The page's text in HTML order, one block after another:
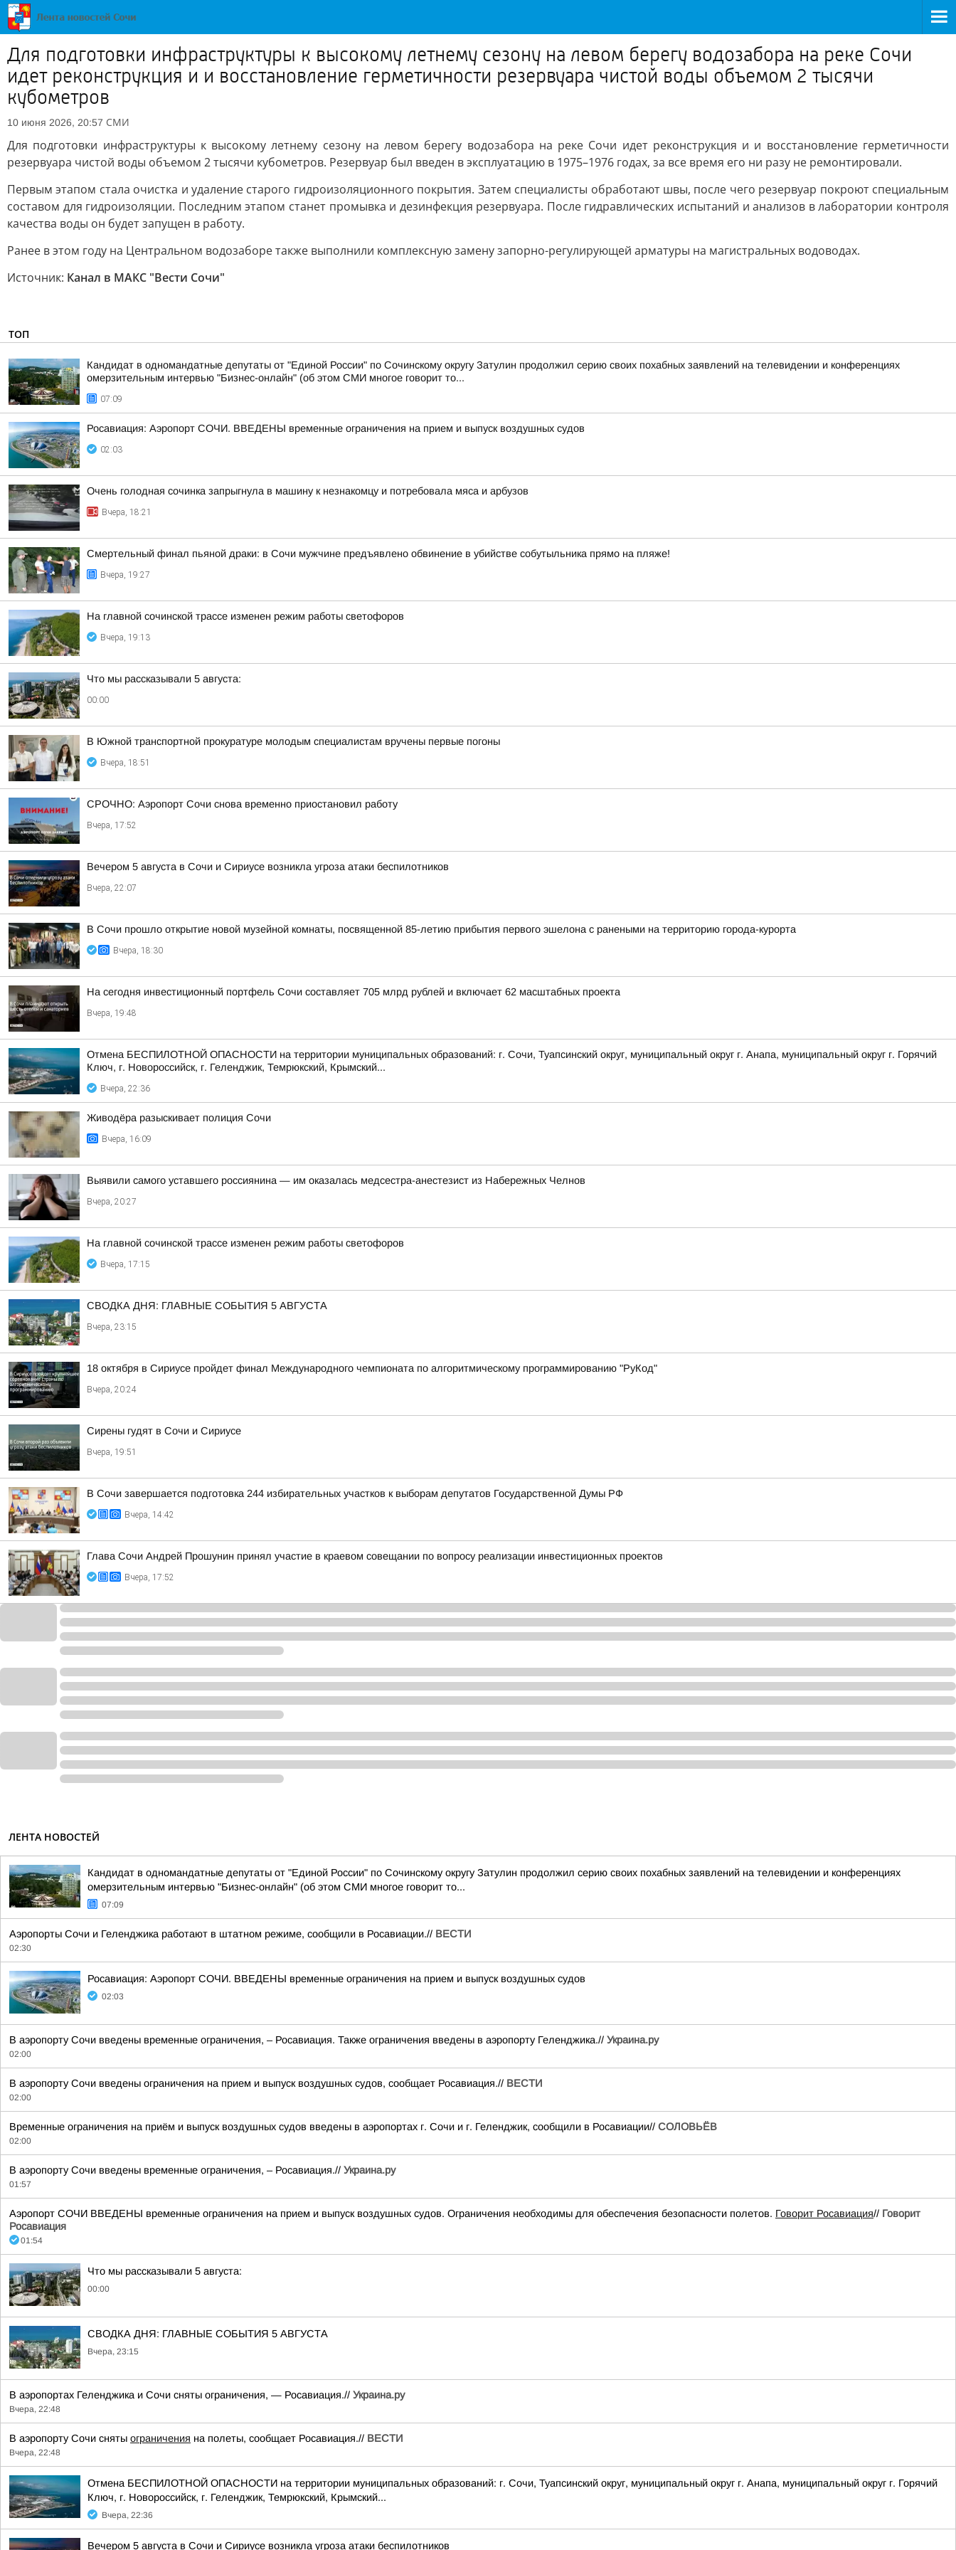
Для подготовки инфраструктуры к высокому летнему сезону на левом берегу водозабора на реке Сочи
идет реконструкция и и восстановление герметичности резервуара чистой воды объемом 2 тысячи
кубометров
10 июня 2026, 20:57 СМИ
Для подготовки инфраструктуры к высокому летнему сезону на левом берегу водозабора на реке Сочи идет реконструкция и и восстановление герметичности
резервуара чистой воды объемом 2 тысячи кубометров. Резервуар был введен в эксплуатацию в 1975–1976 годах, за все время его ни разу не ремонтировали.
Первым этапом стала очистка и удаление старого гидроизоляционного покрытия. Затем специалисты обработают швы, после чего резервуар покроют специальным
составом для гидроизоляции. Последним этапом станет промывка и дезинфекция резервуара. После гидравлических испытаний и анализов в лаборатории контроля
качества воды он будет запущен в работу.
Ранее в этом году на Центральном водозаборе также выполнили комплексную замену запорно-регулирующей арматуры на магистральных водоводах.
Источник: Канал в МАКС "Вести Сочи"
ТОП
Кандидат в одномандатные депутаты от "Единой России" по Сочинскому округу Затулин продолжил серию своих похабных заявлений на телевидении и конференциях
омерзительным интервью "Бизнес-онлайн" (об этом СМИ многое говорит то...
07:09
Росавиация: Аэропорт СОЧИ. ВВЕДЕНЫ временные ограничения на прием и выпуск воздушных судов
02:03
Очень голодная сочинка запрыгнула в машину к незнакомцу и потребовала мяса и арбузов
Вчера, 18:21
Смертельный финал пьяной драки: в Сочи мужчине предъявлено обвинение в убийстве собутыльника прямо на пляже!
Вчера, 19:27
На главной сочинской трассе изменен режим работы светофоров
Вчера, 19:13
Что мы рассказывали 5 августа:
00:00
В Южной транспортной прокуратуре молодым специалистам вручены первые погоны
Вчера, 18:51
СРОЧНО: Аэропорт Сочи снова временно приостановил работу
Вчера, 17:52
Вечером 5 августа в Сочи и Сириусе возникла угроза атаки беспилотников
Вчера, 22:07
В Сочи прошло открытие новой музейной комнаты, посвященной 85-летию прибытия первого эшелона с ранеными на территорию города-курорта
Вчера, 18:30
На сегодня инвестиционный портфель Сочи составляет 705 млрд рублей и включает 62 масштабных проекта
Вчера, 19:48
Отмена БЕСПИЛОТНОЙ ОПАСНОСТИ на территории муниципальных образований: г. Сочи, Туапсинский округ, муниципальный округ г. Анапа, муниципальный округ г. Горячий
Ключ, г. Новороссийск, г. Геленджик, Темрюкский, Крымский...
Вчера, 22:36
Живодёра разыскивает полиция Сочи
Вчера, 16:09
Выявили самого уставшего россиянина — им оказалась медсестра-анестезист из Набережных Челнов
Вчера, 20:27
На главной сочинской трассе изменен режим работы светофоров
Вчера, 17:15
СВОДКА ДНЯ: ГЛАВНЫЕ СОБЫТИЯ 5 АВГУСТА
Вчера, 23:15
18 октября в Сириусе пройдет финал Международного чемпионата по алгоритмическому программированию "РуКод"
Вчера, 20:24
Сирены гудят в Сочи и Сириусе
Вчера, 19:51
В Сочи завершается подготовка 244 избирательных участков к выборам депутатов Государственной Думы РФ
Вчера, 14:42
Глава Сочи Андрей Прошунин принял участие в краевом совещании по вопросу реализации инвестиционных проектов
Вчера, 17:52
ЛЕНТА НОВОСТЕЙ
Кандидат в одномандатные депутаты от "Единой России" по Сочинскому округу Затулин продолжил серию своих похабных заявлений на телевидении и конференциях
омерзительным интервью "Бизнес-онлайн" (об этом СМИ многое говорит то...
07:09
Аэропорты Сочи и Геленджика работают в штатном режиме, сообщили в Росавиации.// ВЕСТИ
02:30
Росавиация: Аэропорт СОЧИ. ВВЕДЕНЫ временные ограничения на прием и выпуск воздушных судов
02:03
В аэропорту Сочи введены временные ограничения, – Росавиация. Также ограничения введены в аэропорту Геленджика.// Украина.ру
02:00
В аэропорту Сочи введены ограничения на прием и выпуск воздушных судов, сообщает Росавиация.// ВЕСТИ
02:00
Временные ограничения на приём и выпуск воздушных судов введены в аэропортах г. Сочи и г. Геленджик, сообщили в Росавиации// СОЛОВЬЁВ
02:00
В аэропорту Сочи введены временные ограничения, – Росавиация.// Украина.ру
01:57
Аэропорт СОЧИ ВВЕДЕНЫ временные ограничения на прием и выпуск воздушных судов. Ограничения необходимы для обеспечения безопасности полетов. Говорит Росавиация// Говорит
Росавиация
01:54
Что мы рассказывали 5 августа:
00:00
СВОДКА ДНЯ: ГЛАВНЫЕ СОБЫТИЯ 5 АВГУСТА
Вчера, 23:15
В аэропортах Геленджика и Сочи сняты ограничения, — Росавиация.// Украина.ру
Вчера, 22:48
В аэропорту Сочи сняты ограничения на полеты, сообщает Росавиация.// ВЕСТИ
Вчера, 22:48
Отмена БЕСПИЛОТНОЙ ОПАСНОСТИ на территории муниципальных образований: г. Сочи, Туапсинский округ, муниципальный округ г. Анапа, муниципальный округ г. Горячий
Ключ, г. Новороссийск, г. Геленджик, Темрюкский, Крымский...
Вчера, 22:36
Вечером 5 августа в Сочи и Сириусе возникла угроза атаки беспилотников